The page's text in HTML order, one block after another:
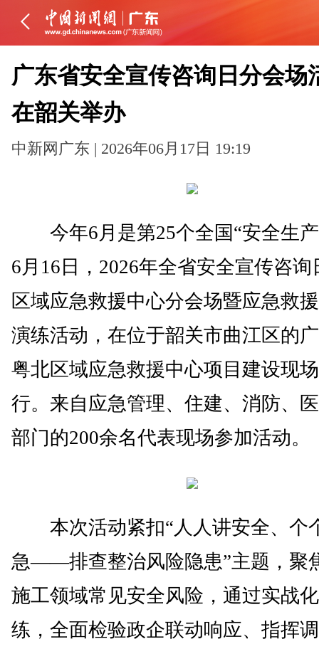
广东省安全宣传咨询日分会场
在韶关举办
中新网广东 | 2026年06月17日 19:19
今年6月是第25个全国“安全生产
6月16日，2026年全省安全宣传咨询
区域应急救援中心分会场暨应急救
演练活动，在位于韶关市曲江区的
粤北区域应急救援中心项目建设现
行。来自应急管理、住建、消防、
部门的200余名代表现场参加活动。
本次活动紧扣“人人讲安全、个
急——排查整治风险隐患”主题，聚
施工领域常见安全风险，通过实战
练，全面检验政企联动响应、指挥